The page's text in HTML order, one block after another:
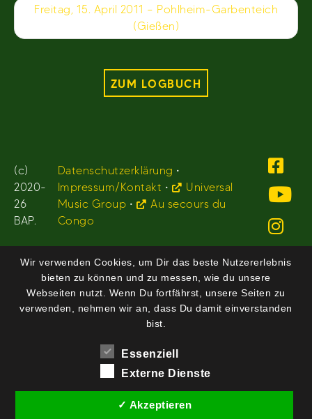
Freitag, 15. April 2011 – Pohlheim-Garbenteich
(Gießen)
ZUM LOGBUCH
(c)
2020-
26
BAP.
Datenschutzerklärung •
Impressum/Kontakt •
Universal
Music Group •
Au secours du
Congo
Wir verwenden Cookies, um Dir das beste Nutzererlebnis
bieten zu können und zu messen, wie du unsere
Webseiten nutzt. Wenn Du fortfährst, unsere Seiten zu
verwenden, nehmen wir an, dass Du damit einverstanden
bist.
Essenziell
Externe Dienste
✓ Akzeptieren